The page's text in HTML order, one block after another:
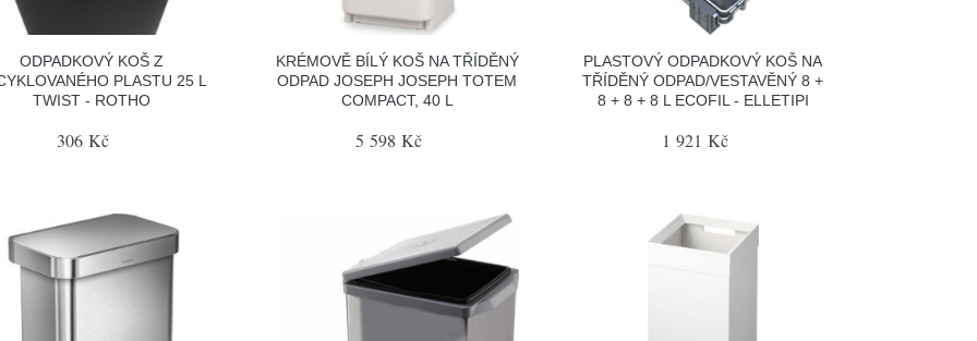
ODPADKOVÝ KOŠ Z
PLASTU 25 L
TWIST - ROTHO
306 Kč
KRÉMOVĚ BÍLÝ KOŠ NA TŘÍDĚNÝ
ODPAD JOSEPH JOSEPH TOTEM
COMPACT, 40 L
5 598 Kč
PLASTOVÝ ODPADKOVÝ KOŠ NA
TŘÍDĚNÝ ODPAD/VESTAVĚNÝ 8 +
8 + 8 + 8 L ECOFIL - ELLETIPI
1 921 Kč